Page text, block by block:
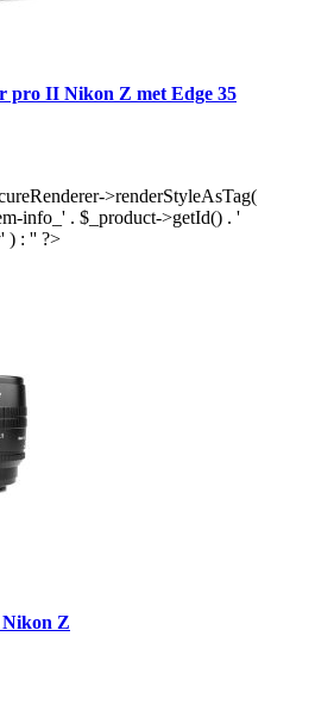
pro II Nikon Z met Edge 35
>renderStyleAsTag(
info_' . $_product->getId() . '
) : '' ?>
Nikon Z